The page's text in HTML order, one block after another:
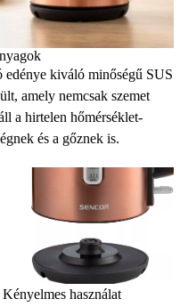
edénye kiváló minőségű SUS
amely nemcsak szemet
a hirtelen hőmérséklet-
és a gőznek is.
Kényelmes használat